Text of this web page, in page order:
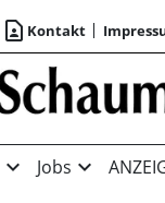
contact_page Kontakt
expand_more Jobs expand_more